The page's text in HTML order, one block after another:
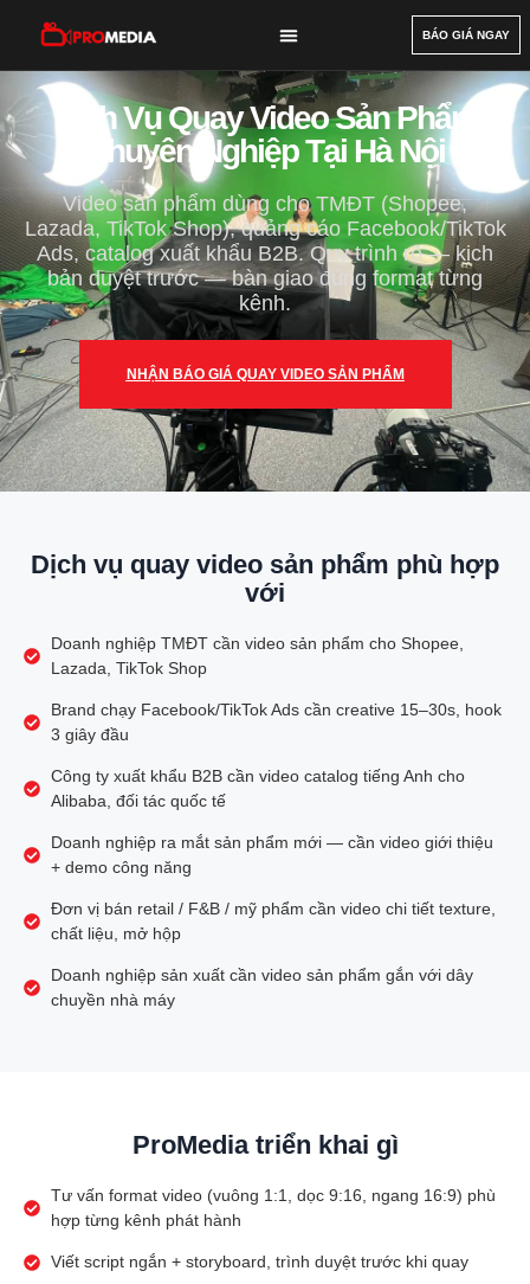
BÁO GIÁ NGAY
Dịch Vụ Quay Video Sản Phẩm
Chuyên Nghiệp Tại Hà Nội
Video sản phẩm dùng cho TMĐT (Shopee,
Lazada, TikTok Shop), quảng cáo Facebook/TikTok
Ads, catalog xuất khẩu B2B. Quy trình rõ — kịch
bản duyệt trước — bàn giao đúng format từng
kênh.
NHẬN BÁO GIÁ QUAY VIDEO SẢN PHẨM
Dịch vụ quay video sản phẩm phù hợp
với
Doanh nghiệp TMĐT cần video sản phẩm cho Shopee,
Lazada, TikTok Shop
Brand chạy Facebook/TikTok Ads cần creative 15–30s, hook
3 giây đầu
Công ty xuất khẩu B2B cần video catalog tiếng Anh cho
Alibaba, đối tác quốc tế
Doanh nghiệp ra mắt sản phẩm mới — cần video giới thiệu
+ demo công năng
Đơn vị bán retail / F&B / mỹ phẩm cần video chi tiết texture,
chất liệu, mở hộp
Doanh nghiệp sản xuất cần video sản phẩm gắn với dây
chuyền nhà máy
ProMedia triển khai gì
Tư vấn format video (vuông 1:1, dọc 9:16, ngang 16:9) phù
hợp từng kênh phát hành
Viết script ngắn + storyboard, trình duyệt trước khi quay